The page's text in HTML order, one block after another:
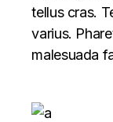
tellus cras.
varius.
malesuada